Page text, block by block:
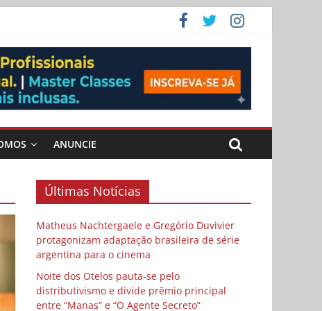
Cybulski
vida
ANUNCIE
Últimas Notícias
Matheus Nachtergaele e Gregório Duvivier
protagonizam adaptação brasileira de série
argentina para o cinema
Noite dos Otelos pauta-se pelo
distributivismo e divide prêmio principal
entre “Manas” e “O Agente Secreto”